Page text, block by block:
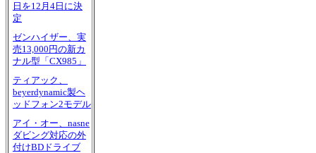
日を12月4日に決
定
ゼンハイザー、実
売13,000円の新カ
ナル型「CX985」
ティアック、
beyerdynamic製ヘ
ッドフォン2モデル
アイ・オー、nasne
ダビング対応の外
付けBDドライブ